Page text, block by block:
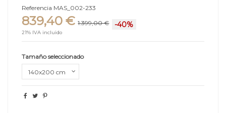
Referencia MAS_002-233
839,40 € 1.399,00 € -40%
21% IVA incluido
Tamaño seleccionado